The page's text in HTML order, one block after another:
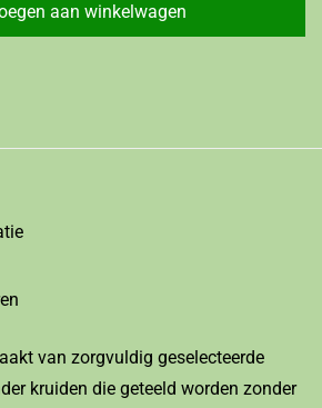
aan winkelwagen
van zorgvuldig geselecteerde
kruiden die geteeld worden zonder